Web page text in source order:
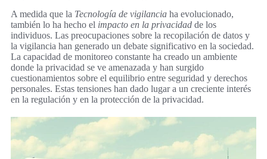
A medida que la Tecnología de vigilancia ha evolucionado,
también lo ha hecho el impacto en la privacidad de los
individuos. Las preocupaciones sobre la recopilación de datos y
la vigilancia han generado un debate significativo en la sociedad.
La capacidad de monitoreo constante ha creado un ambiente
donde la privacidad se ve amenazada y han surgido
cuestionamientos sobre el equilibrio entre seguridad y derechos
personales. Estas tensiones han dado lugar a un creciente interés
en la regulación y en la protección de la privacidad.